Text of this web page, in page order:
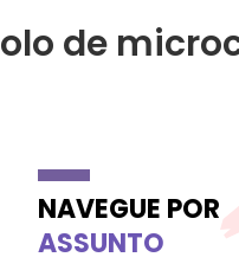
de
NAVEGUE POR
ASSUNTO